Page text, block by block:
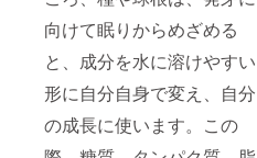
向けて眠りからめざめる
と、成分を水に溶けやすい
形に自分自身で変え、自分
の成長に使います。この